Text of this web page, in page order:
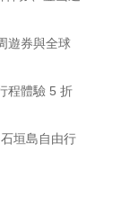
遊券與全球
程體驗 5 折
垣島自由行